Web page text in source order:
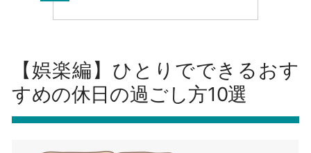
【娯楽編】ひとりでできるおす
すめの休日の過ごし方10選